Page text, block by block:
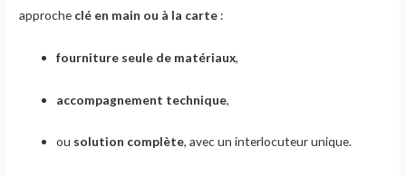
approche clé en main ou à la carte :
fourniture seule de matériaux,
accompagnement technique,
ou solution complète, avec un interlocuteur unique.